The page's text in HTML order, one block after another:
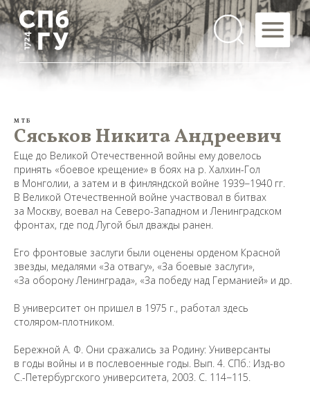
МТБ
Сяськов Никита Андреевич
Еще до Великой Отечественной войны ему довелось
принять «боевое крещение» в боях на р. Халхин-Гол
в Монголии, а затем и в финляндской войне 1939−1940 гг.
В Великой Отечественной войне участвовал в битвах
за Москву, воевал на Северо-Западном и Ленинградском
фронтах, где под Лугой был дважды ранен.
Его фронтовые заслуги были оценены орденом Красной
звезды, медалями «За отвагу», «За боевые заслуги»,
«За оборону Ленинграда», «За победу над Германией» и др.
В университет он пришел в 1975 г., работал здесь
столяром-плотником.
Бережной А. Ф. Они сражались за Родину: Универсанты
в годы войны и в послевоенные годы. Вып. 4. СПб.: Изд-во
С.-Петербургского университета, 2003. С. 114−115.
Предложить
дополнения к материалу